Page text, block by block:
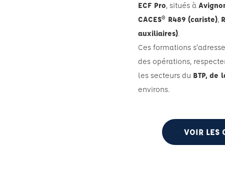
ECF Pro, situés à
CACES® R489 (cariste),
auxiliaires).
Ces formations
des opérations,
les secteurs du BTP, de
environs.
VOIR LES